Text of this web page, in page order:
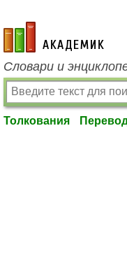
academic.ru
Словари и
Толкования